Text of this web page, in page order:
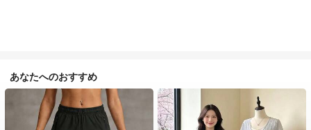
あなたへのおすすめ